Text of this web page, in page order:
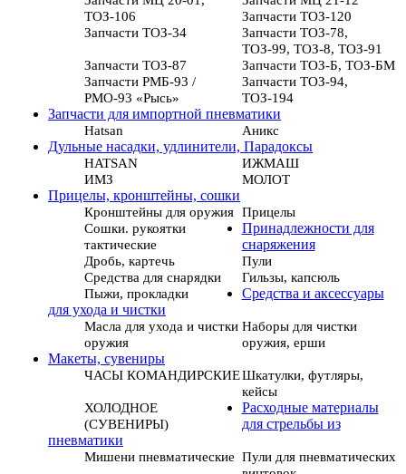
ТОЗ-106
Запчасти ТОЗ-120
Запчасти ТОЗ-34
Запчасти ТОЗ-78,
ТОЗ-99, ТОЗ-8, ТОЗ-91
Запчасти ТОЗ-87
Запчасти ТОЗ-Б, ТОЗ-БМ
Запчасти РМБ-93 /
РМО-93 «Рысь»
Запчасти ТОЗ-94,
ТОЗ-194
Запчасти для импортной пневматики
Hatsan
Аникс
Дульные насадки, удлинители, Парадоксы
HATSAN
ИЖМАШ
ИМЗ
МОЛОТ
Прицелы, кронштейны, сошки
Кронштейны для оружия Прицелы
Сошки. рукоятки
тактические
Принадлежности для
снаряжения
Дробь, картечь
Пули
Средства для снарядки
Гильзы, капсюль
Пыжи, прокладки
Средства и аксессуары
для ухода и чистки
Масла для ухода и чистки
оружия
Наборы для чистки
оружия, ерши
Макеты, сувениры
ЧАСЫ КОМАНДИРСКИЕШкатулки, футляры,
кейсы
ХОЛОДНОЕ
(СУВЕНИРЫ)
Расходные материалы
для стрельбы из
пневматики
Мишени пневматические Пули для пневматических